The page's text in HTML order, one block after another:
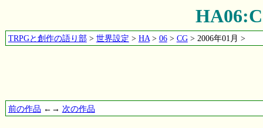
TRPGと創作の語り部> 世界設定 > HA> 06> CG> 2006年01月 >
前の作品 ←→ 次の作品